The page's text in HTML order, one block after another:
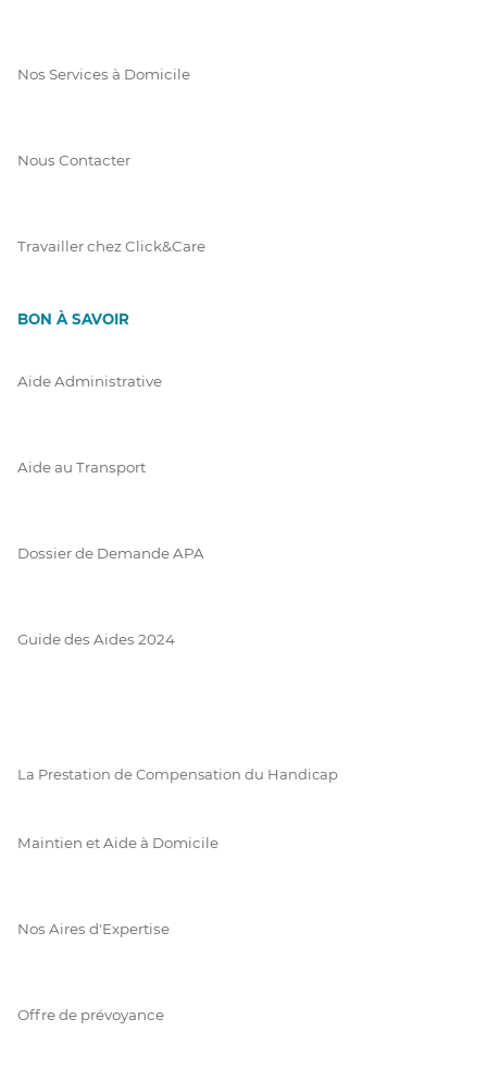
Nos Services à Domicile
Nous Contacter
Travailler chez Click&Care
BON À SAVOIR
Aide Administrative
Aide au Transport
Dossier de Demande APA
Guide des Aides 2024
La Prestation de Compensation du Handicap
Maintien et Aide à Domicile
Nos Aires d'Expertise
Offre de prévoyance